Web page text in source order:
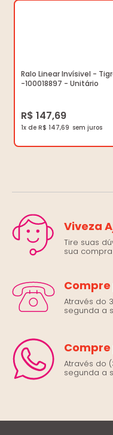
Ralo Linear Invísivel -
-100018897 - Unitário
R$ 147,69
1x de R$ 147,69
Viveza
Tire suas
sua
Através do
segunda a
Através do
segunda a